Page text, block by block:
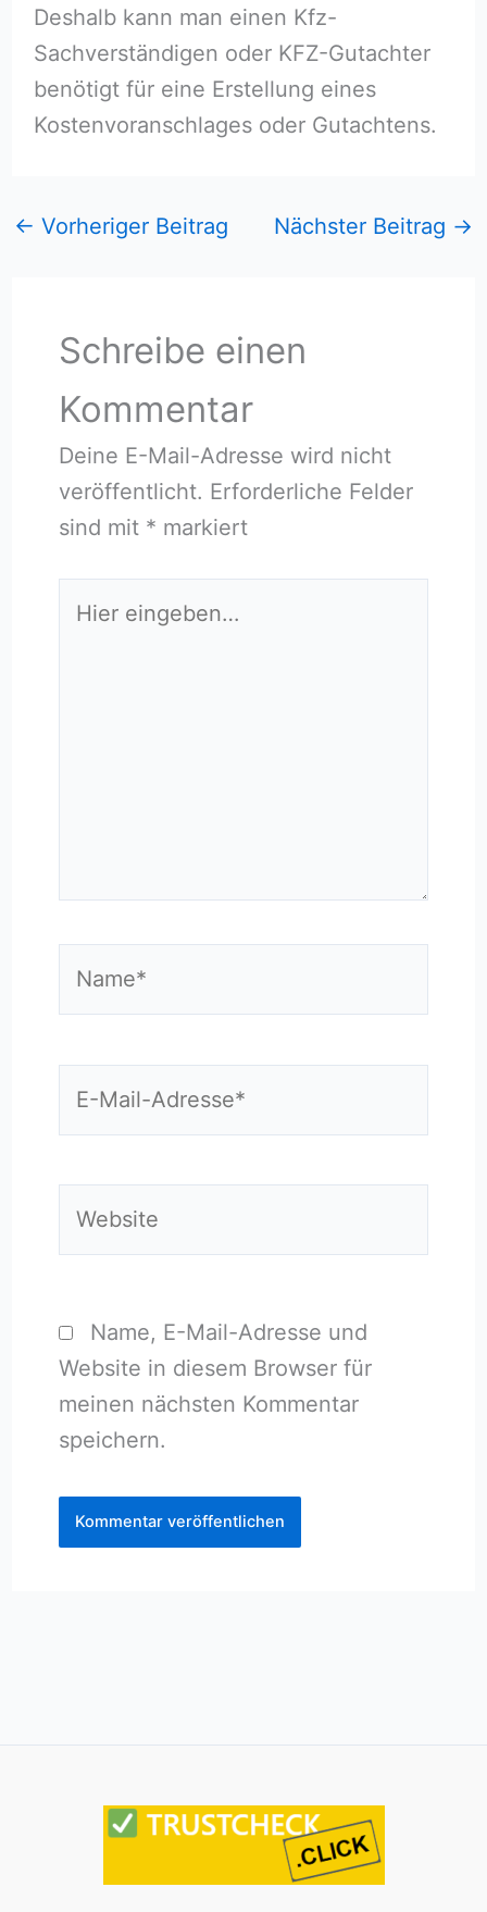
Deshalb kann man einen Kfz-
Sachverständigen oder KFZ-Gutachter
benötigt für eine Erstellung eines
Kostenvoranschlages oder Gutachtens.
← Vorheriger Beitrag Nächster Beitrag →
Schreibe einen
Kommentar
Deine E-Mail-Adresse wird nicht
veröffentlicht. Erforderliche Felder
sind mit * markiert
eingeben…
Name, E-Mail-Adresse und
Website in diesem Browser für
meinen nächsten Kommentar
speichern.